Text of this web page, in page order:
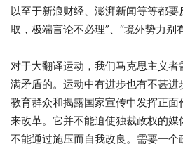
以至于新浪财经、澎湃新闻等等都要
取，极端言论不必理”、“境外势力别
对于大翻译运动，我们马克思主义
满矛盾的。运动中有进步也有不甚
教育群众和揭露国家宣传中发挥正
来改革。它并不能迫使独裁政权的
不能通过施压而自我改良。需要一个